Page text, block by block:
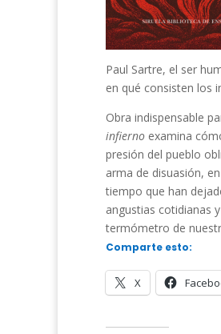
Paul Sartre, el ser
en qué consisten los
Obra indispensable
infierno examina
presión del pueblo
arma de disuasión,
tiempo que han
angustias cotidianas
termómetro de
Comparte esto:
X